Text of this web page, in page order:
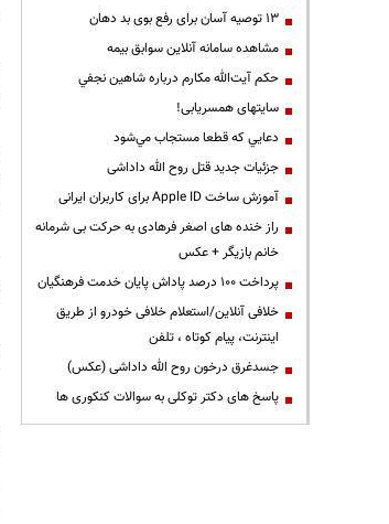
13 توصیه آسان برای رفع بوی بد دهان
مشاهده سامانه آنلاين سوابق بیمه
حكم آيت‌الله مكارم درباره شاهين نجفي
سایتهای همسریابی!
دعايي كه قطعا مستجاب مي‌شود
جزئیات جدید قتل روح الله داداشی
آموزش ساخت Apple ID برای کاربران ایرانی
راز خنده های اصغر فرهادی به حرکت بی شرمانه
خانم بازیگر + عکس
پرداخت ۱۰۰ درصد پاداش پایان خدمت فرهنگیان
خلافی آنلاین/استعلام خلافی خودرو از طریق
اینترنت، پیام کوتاه ، تلفن
جسدغرق درخون روح الله داداشی (عکس)
پاسخ های دکتر توکلی به سوالات کنکوری ها